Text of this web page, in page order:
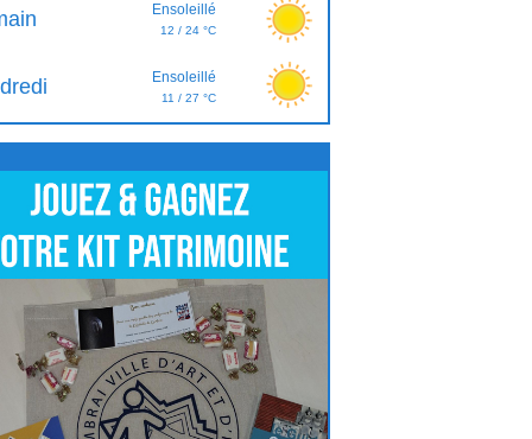
Ensoleillé
12 / 24 °C
Ensoleillé
11 / 27 °C